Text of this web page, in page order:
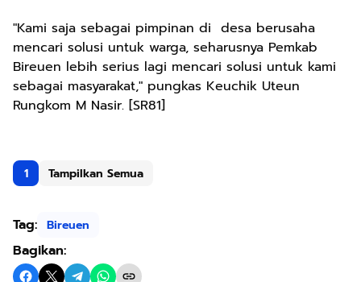
"Kami saja sebagai pimpinan di desa berusaha
mencari solusi untuk warga, seharusnya Pemkab
Bireuen lebih serius lagi mencari solusi untuk kami
sebagai masyarakat," pungkas Keuchik Uteun
Rungkom M Nasir. [SR81]
1 Tampilkan Semua
Tag: Bireuen
Bagikan: